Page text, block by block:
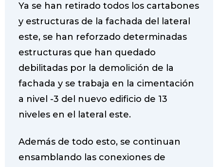
Ya se han retirado todos los cartabones
y estructuras de la fachada del lateral
este, se han reforzado determinadas
estructuras que han quedado
debilitadas por la demolición de la
fachada y se trabaja en la cimentación
a nivel -3 del nuevo edificio de 13
niveles en el lateral este.
Además de todo esto, se continuan
ensamblando las conexiones de